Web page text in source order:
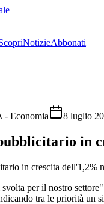
NotizieAbbonati
- Economia 8 luglio
in
per il nostro
tra le priorità un